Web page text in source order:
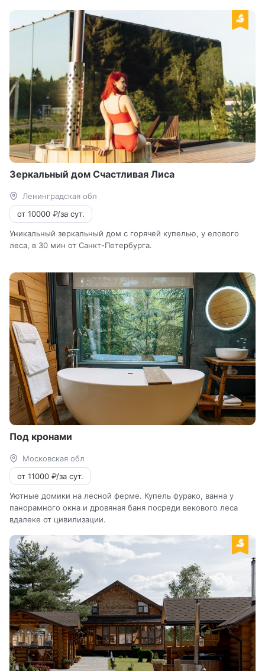
Зеркальный дом Счастливая Лиса
Ленинградская обл
от 10000 ₽/за сут.
Уникальный зеркальный дом с горячей купелью, у елового
леса, в 30 мин от Санкт-Петербурга.
Под кронами
Московская обл
от 11000 ₽/за сут.
Уютные домики на лесной ферме. Купель фурако, ванна у
панорамного окна и дровяная баня посреди векового леса
вдалеке от цивилизации.